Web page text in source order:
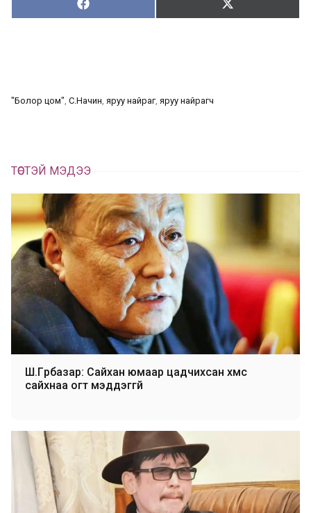
Хуваалцах:
Х
у
х
Түгээх:
Т
ү
"Болор цом", С.Начин, яруу найраг, яруу найрагч
ТӨСТЭЙ МЭДЭЭ
Ш.Гүрбазар: Сайхан юмаар цадчихсан хүмүүс
сайхнаа огт мэддэггүй